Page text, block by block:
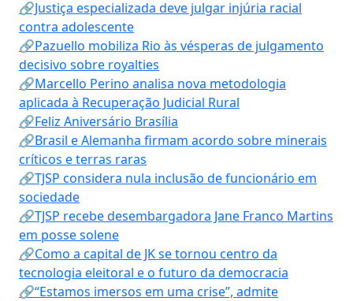
🔗Justiça especializada deve julgar injúria racial
contra adolescente
🔗Pazuello mobiliza Rio às vésperas de julgamento
decisivo sobre royalties
🔗Marcello Perino analisa nova metodologia
aplicada à Recuperação Judicial Rural
🔗Feliz Aniversário Brasília
🔗Brasil e Alemanha firmam acordo sobre minerais
críticos e terras raras
🔗TJSP considera nula inclusão de funcionário em
sociedade
🔗TJSP recebe desembargadora Jane Franco Martins
em posse solene
🔗Como a capital de JK se tornou centro da
tecnologia eleitoral e o futuro da democracia
🔗“Estamos imersos em uma crise”, admite